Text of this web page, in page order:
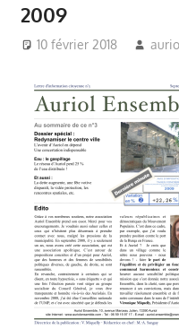
2009
10 février 2018